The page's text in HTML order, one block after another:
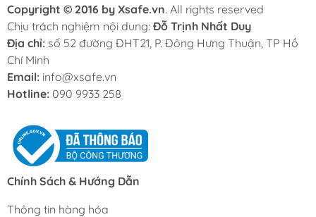
Copyright © 2016 by Xsafe.vn. All rights reserved
Chịu trách nghiệm nội dung: Đỗ Trịnh Nhất Duy
Địa chỉ: số 52 đường ĐHT21, P. Đông Hưng Thuận, TP Hồ
Chí Minh
Email: info@xsafe.vn
Hotline: 090 9933 258
Chính Sách & Hướng Dẫn
Thông tin hàng hóa